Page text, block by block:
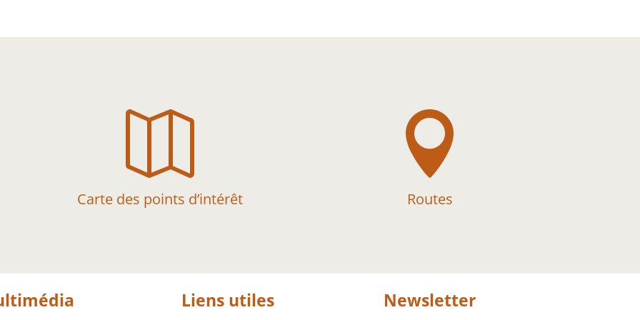

Carte des points d’intérêt

Routes
Liens utiles Newsletter